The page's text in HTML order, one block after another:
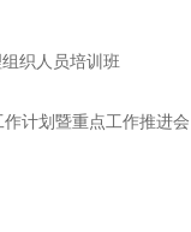
织人员培训班
计划暨重点工作推进会